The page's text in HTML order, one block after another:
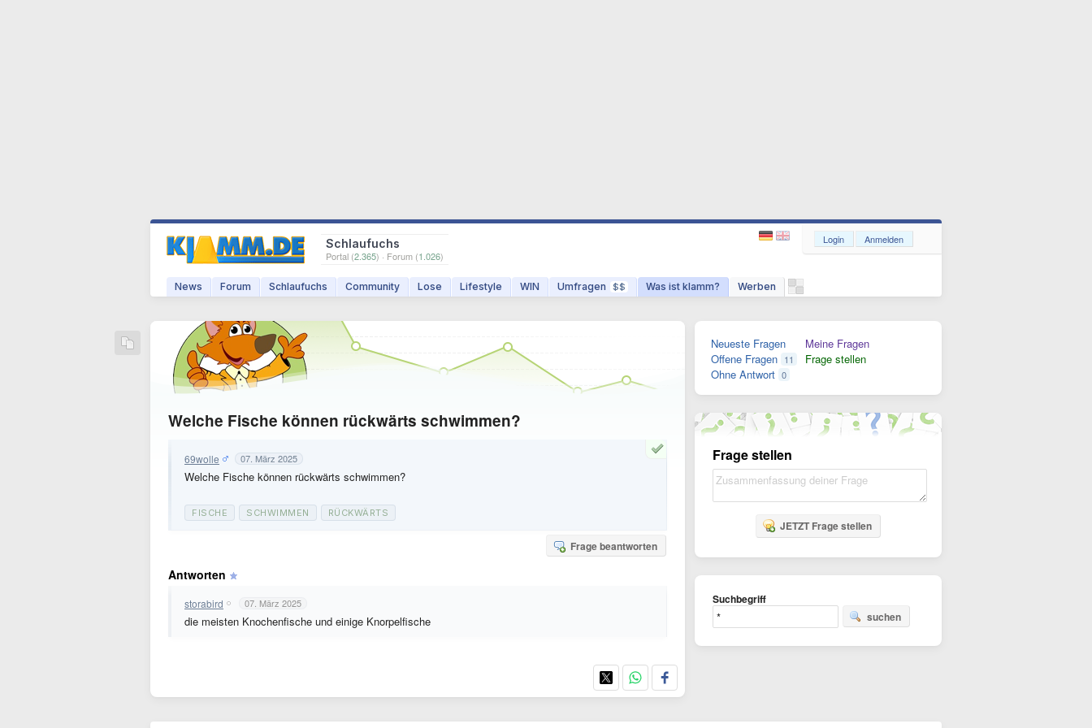
Schlaufuchs
Portal (2.365) · Forum (1.026)
News Forum Schlaufuchs Community Lose Lifestyle WIN Umfragen $$ Was ist klamm? Werben
Login Anmelden
Welche Fische können rückwärts schwimmen?
69wolle 07. März 2025
Welche Fische können rückwärts schwimmen?
FISCHE SCHWIMMEN RÜCKWÄRTS
Frage beantworten
Antworten
storabird 07. März 2025
die meisten Knochenfische und einige Knorpelfische
Neueste Fragen
Offene Fragen 11
Ohne Antwort 0
Meine Fragen
Frage stellen
Frage stellen
JETZT Frage stellen
Suchbegriff
suchen